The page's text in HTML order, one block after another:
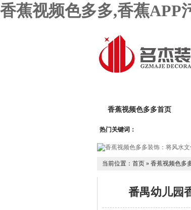
香蕉视频色多多,香蕉APP
香蕉视频色多多首页
香蕉黄色影院设计团队
热门关键词：
当前位置： 首页 » 香蕉视频色多
番禺幼儿园